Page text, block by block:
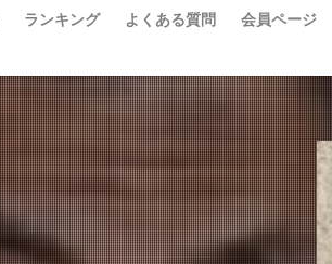
ランキング よくある質問
会員ページ